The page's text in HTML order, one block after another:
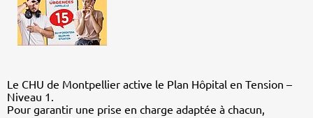
Le CHU de Montpellier active le Plan Hôpital en Tension –
Niveau 1.
Pour garantir une prise en charge adaptée à chacun,